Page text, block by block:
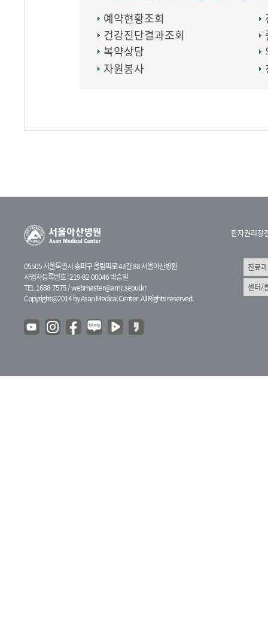
예약현황조회
건강진단결과조회
복약상담
자원봉사
05505 서울특별시 송파구 올림픽로 43길 88 서울아산병원
사업자등록번호 : 219-82-00046 박승일
TEL 1688-7575 /webmaster@amc.seoul.kr
Copyright@2014 by Asan Medical Center. All Rights reserved.
환자권리장